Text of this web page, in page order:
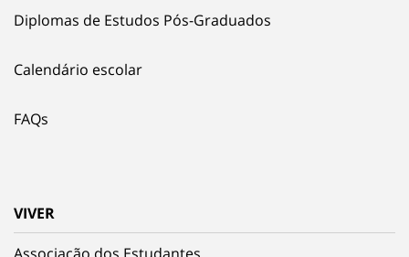
Diplomas de Estudos Pós-Graduados
Calendário escolar
FAQs
VIVER